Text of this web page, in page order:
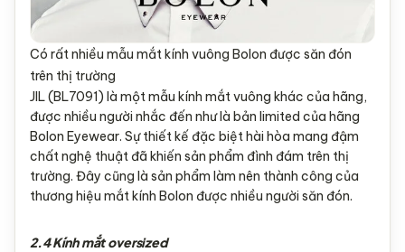
Có rất nhiều mẫu mắt kính vuông Bolon được săn đón
trên thị trường
JIL (BL7091) là một mẫu kính mắt vuông khác của hãng,
được nhiều người nhắc đến như là bản limited của hãng
Bolon Eyewear. Sự thiết kế đặc biệt hài hòa mang đậm
chất nghệ thuật đã khiến sản phẩm đình đám trên thị
trường. Đây cũng là sản phẩm làm nên thành công của
thương hiệu mắt kính Bolon được nhiều người săn đón.
2.4 Kính mắt oversized